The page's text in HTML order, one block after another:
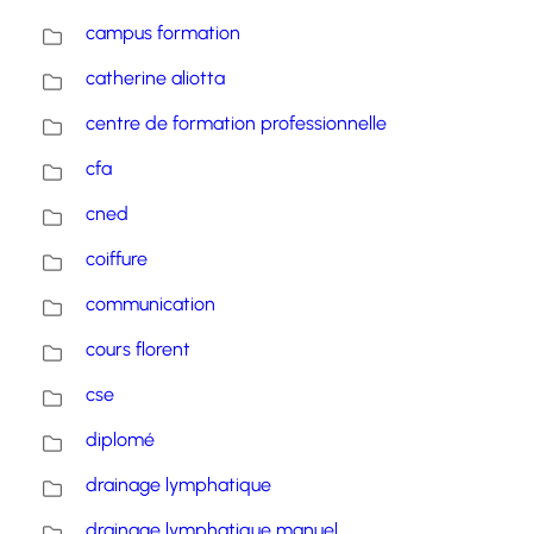
campus formation
catherine aliotta
centre de formation professionnelle
cfa
cned
coiffure
communication
cours florent
cse
diplomé
drainage lymphatique